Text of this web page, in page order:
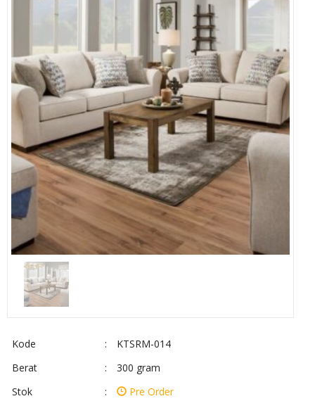
Kode :
KTSRM-014
Berat
:
300 gram
Stok
:
Pre Order